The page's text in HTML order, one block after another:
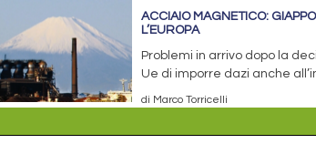
ACCIAIO MAGNETICO:
L’EUROPA
Problemi in arrivo dopo la
Ue di imporre dazi anche
di Marco Torricelli